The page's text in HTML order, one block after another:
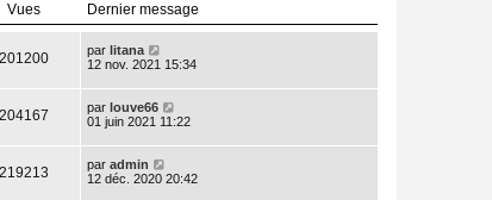
Vues Dernier message
201200 par litana
12 nov. 2021 15:34
204167 par louve66
01 juin 2021 11:22
219213 par admin
12 déc. 2020 20:42